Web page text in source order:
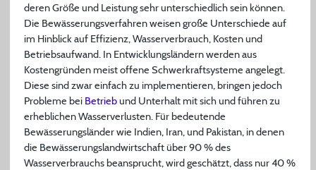
deren Größe und Leistung sehr unterschiedlich sein können.
Die Bewässerungsverfahren weisen große Unterschiede auf
im Hinblick auf Effizienz, Wasserverbrauch, Kosten und
Betriebsaufwand. In Entwicklungsländern werden aus
Kostengründen meist offene Schwerkraftsysteme angelegt.
Diese sind zwar einfach zu implementieren, bringen jedoch
Probleme bei Betriebund Unterhalt mit sich und führen zu
erheblichen Wasserverlusten. Für bedeutende
Bewässerungsländer wie Indien, Iran, und Pakistan, in denen
die Bewässerungslandwirtschaft über 90 % des
Wasserverbrauchs beansprucht, wird geschätzt, dass nur 40 %